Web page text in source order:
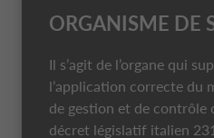
ORGANISME DE
Il s’agit de l’organe qui
l’application correcte du
de gestion et de contrôle
décret législatif italien